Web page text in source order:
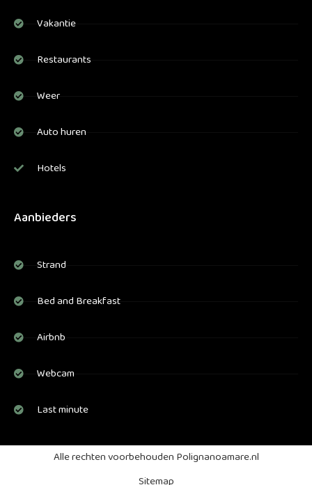
Vakantie
Restaurants
Weer
Auto huren
Hotels
Aanbieders
Strand
Bed and Breakfast
Airbnb
Webcam
Last minute
Alle rechten voorbehouden Polignanoamare.nl